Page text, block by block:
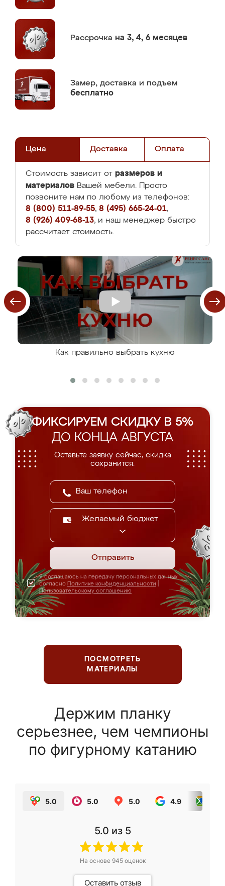
Рассрочка на 3, 4, 6 месяцев
Замер, доставка и подъем
бесплатно
Цена Доставка Оплата
Стоимость зависит от размеров и
материалов Вашей мебели. Просто
позвоните нам по любому из телефонов:
8 (800) 511-89-55, 8 (495) 665-24-01,
8 (926) 409-68-13, и наш менеджер быстро
рассчитает стоимость.
Как правильно выбрать кухню
ФИКСИРУЕМ СКИДКУ В 5%
ДО КОНЦА АВГУСТА
Оставьте заявку сейчас, скидка
сохранится.
Желаемый бюджет
Отправить
Я соглашаюсь на передачу персональных данных
согласно Политике конфиденциальности
Пользовательскому соглашению
ПОСМОТРЕТЬ
МАТЕРИАЛЫ
Держим планку
серьезнее, чем чемпионы
по фигурному катанию
5.0 5.0 5.0 4.9
5.0 из 5
На основе 945оценок
Оставить отзыв